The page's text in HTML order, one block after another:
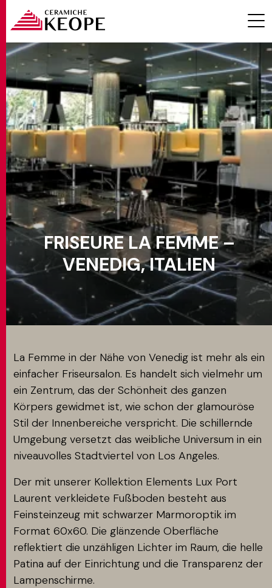
PROJEKTE
MAGAZINE
KONTAKTE
MATCH APP
SUCHEN
RESERVIERTER BEREICH
FRISEURE LA FEMME –
VENEDIG, ITALIEN
La Femme in der Nähe von Venedig ist mehr als ein
einfacher Friseursalon. Es handelt sich vielmehr um
ein Zentrum, das der Schönheit des ganzen
Körpers gewidmet ist, wie schon der glamouröse
Stil der Innenbereiche verspricht. Die schillernde
Umgebung versetzt das weibliche Universum in ein
niveauvolles Stadtviertel von Los Angeles.
Der mit unserer Kollektion Elements Lux Port
Laurent verkleidete Fußboden besteht aus
Feinsteinzeug mit schwarzer Marmoroptik im
Format 60x60. Die glänzende Oberfläche
reflektiert die unzähligen Lichter im Raum, die helle
Patina auf der Einrichtung und die Transparenz der
Lampenschirme.